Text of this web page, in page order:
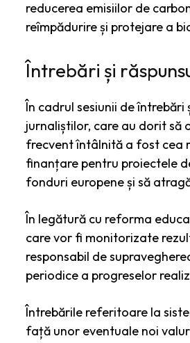
reducerea emisiilor de
reîmpădurire și protejare a
Întrebări și
În cadrul sesiunii de
jurnaliștilor, care au dorit să
frecvent întâlnită a fost cea
finanțare pentru proiectele
fonduri europene și să
În legătură cu reforma
care vor fi monitorizate
responsabil de
periodice a progreselor
Întrebările referitoare la
față unor eventuale noi